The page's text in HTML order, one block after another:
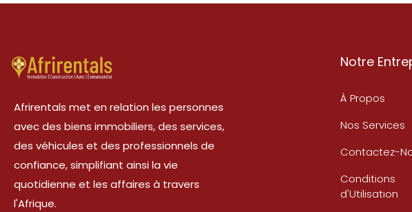
Afrirentals met en relation les personnes
avec des biens immobiliers, des services,
des véhicules et des professionnels de
confiance, simplifiant ainsi la vie
quotidienne et les affaires à travers
l'Afrique.
Notre
À Propos
Nos Services
Contactez-
Conditions
d'Utilisation